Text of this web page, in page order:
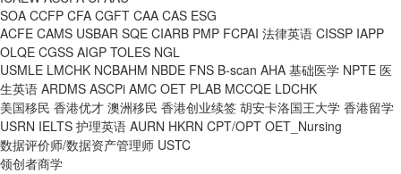
SOA CCFP CFA CGFT CAA CAS ESG
ACFE CAMS USBAR SQE CIARB PMP FCPAI 法律英语 CISSP IAPP
OLQE CGSS AIGP TOLES NGL
USMLE LMCHK NCBAHM NBDE FNS B-scan AHA 基础医学 NPTE 医
生英语 ARDMS ASCPi AMC OET PLAB MCCQE LDCHK
美国移民 香港优才 澳洲移民 香港创业续签 胡安卡洛国王大学 香港留学
USRN IELTS 护理英语 AURN HKRN CPT/OPT OET_Nursing
数据评价师/数据资产管理师 USTC
领创者商学